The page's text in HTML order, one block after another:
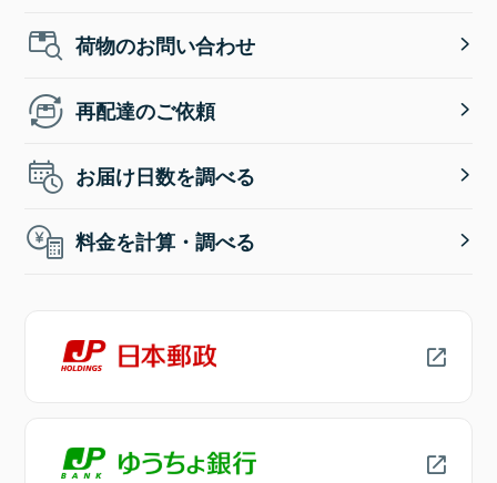
荷物のお問い合わせ
再配達のご依頼
お届け日数を調べる
料金を計算・調べる